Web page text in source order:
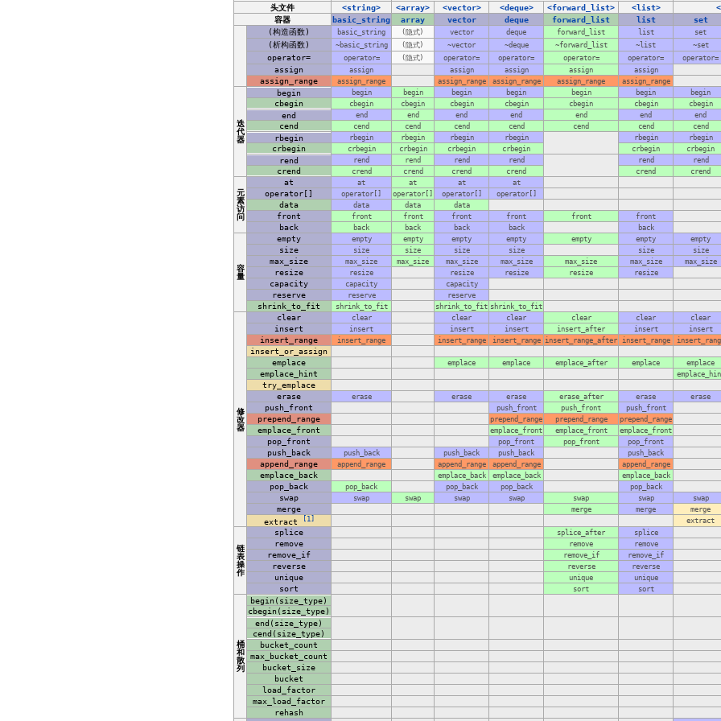
头文件
<string> <array> <vector> <deque> <forward_list> <list>
容器
basic_string array vector deque forward_list list set
(构造函数)
basic_string (隐式) vector deque forward_list list set
(析构函数) ~basic_string (隐式) ~vector ~deque ~forward_list ~list ~set
operator= operator= (隐式) operator= operator= operator= operator= operator=
assign assign assign assign assign assign
assign_range assign_range assign_range assign_range assign_range assign_range
迭
代
器
begin
cbegin
begin
cbegin
begin
cbegin
begin
cbegin
begin
cbegin
begin
cbegin
begin
cbegin
begin
cbegin
end
cend
end
cend
end
cend
end
cend
end
cend
end
cend
end
cend
end
cend
rbegin
crbegin
rbegin
crbegin
rbegin
crbegin
rbegin
crbegin
rbegin
crbegin
rbegin
crbegin
rbegin
crbegin
rend
crend
rend
crend
rend
crend
rend
crend
rend
crend
rend
crend
rend
crend
元
素
访
问
at at at at at
operator[] operator[] operator[] operator[] operator[]
data data data data
front front front front front front front
back back back back back back
容
量
empty empty empty empty empty empty empty empty
size size size size size size size
max_size max_size max_size max_size max_size max_size max_size max_size
resize resize resize resize resize resize
capacity capacity capacity
reserve reserve reserve
shrink_to_fit shrink_to_fit shrink_to_fit shrink_to_fit
修
改
器
clear clear clear clear clear clear clear
insert insert insert insert insert_after insert insert
insert_range insert_range insert_range insert_range insert_range_after insert_range
insert_or_assign
emplace emplace emplace emplace_after emplace emplace
emplace_hint
try_emplace
erase erase erase erase erase_after erase erase
push_front push_front push_front push_front
prepend_range prepend_range prepend_range prepend_range
emplace_front emplace_front emplace_front emplace_front
pop_front pop_front pop_front pop_front
push_back push_back push_back push_back push_back
append_range append_range append_range append_range append_range
emplace_back emplace_back emplace_back emplace_back
pop_back pop_back pop_back pop_back pop_back
swap swap swap swap swap swap swap swap
merge merge merge merge
extract [1] extract
链
表
操
作
splice splice_after splice
remove remove remove
remove_if remove_if remove_if
reverse reverse reverse
unique unique unique
sort sort sort
桶
和
散
列
begin(size_type)
cbegin(size_type)
end(size_type)
cend(size_type)
bucket_count
max_bucket_count
bucket_size
bucket
load_factor
max_load_factor
rehash